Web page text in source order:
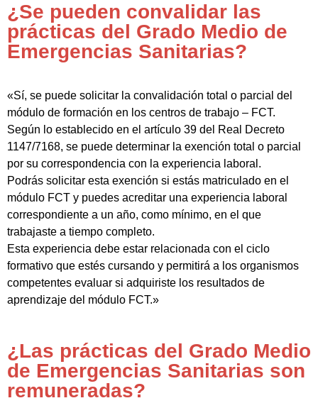
¿Se pueden convalidar las
prácticas del Grado Medio de
Emergencias Sanitarias?
«Sí, se puede solicitar la convalidación total o parcial del
módulo de formación en los centros de trabajo – FCT.
Según lo establecido en el artículo 39 del Real Decreto
1147/7168, se puede determinar la exención total o parcial
por su correspondencia con la experiencia laboral.
Podrás solicitar esta exención si estás matriculado en el
módulo FCT y puedes acreditar una experiencia laboral
correspondiente a un año, como mínimo, en el que
trabajaste a tiempo completo.
Esta experiencia debe estar relacionada con el ciclo
formativo que estés cursando y permitirá a los organismos
competentes evaluar si adquiriste los resultados de
aprendizaje del módulo FCT.»
¿Las prácticas del Grado Medio
de Emergencias Sanitarias son
remuneradas?